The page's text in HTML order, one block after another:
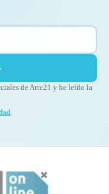
de Arte21 y he leído la
.